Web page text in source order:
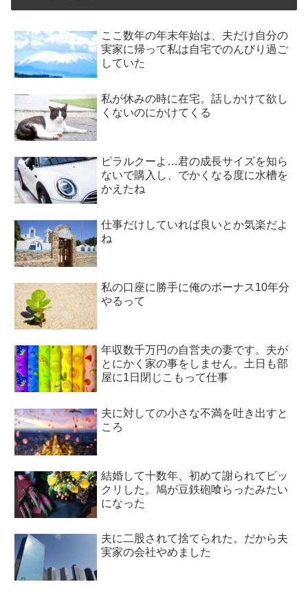
ここ数年の年末年始は、夫だけ自分の
実家に帰って私は自宅でのんびり過ご
していた
私が休みの時に在宅。話しかけて欲し
くないのにかけてくる
ピラルクーよ…君の成長サイズを知ら
ないで購入し、でかくなる度に水槽を
かえたね
仕事だけしていれば良いとか気楽だよ
ね
私の口座に勝手に俺のボーナス10年分
やるって
年収数千万円の自営夫の妻です。夫が
とにかく家の事をしません。土日も部
屋に1日閉じこもって仕事
夫に対しての小さな不満を吐き出すと
ころ
結婚して十数年、初めて謝られてビッ
クリした。鳩が豆鉄砲喰らったみたい
になった
夫に二股されて捨てられた。だから夫
実家の会社やめました